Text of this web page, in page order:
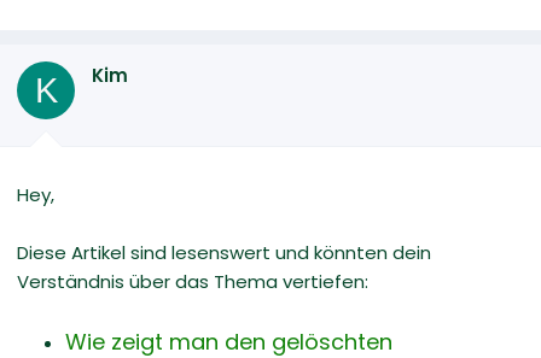
K Kim
Hey,
Diese Artikel sind lesenswert und könnten dein
Verständnis über das Thema vertiefen:
Wie zeigt man den gelöschten